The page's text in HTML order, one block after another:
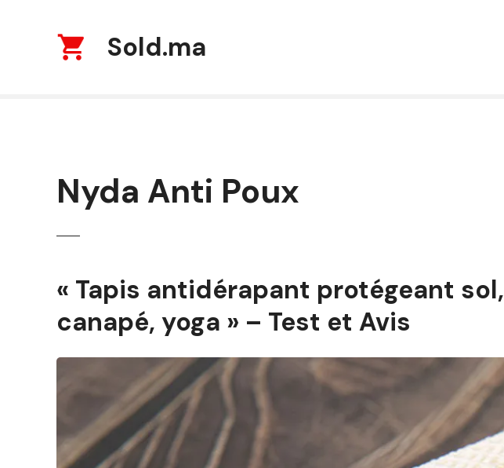
Sold.ma
Nyda Anti Poux
« Tapis antidérapant protégeant sol,
canapé, yoga » – Test et Avis